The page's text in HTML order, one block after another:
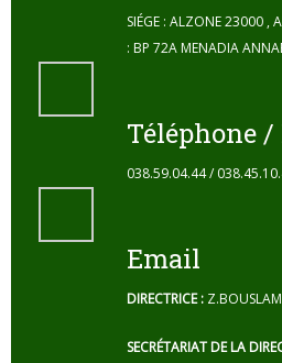
SIÉGE : ALZONE 23000 ,
: BP 72A MENADIA
Téléphone /
038.59.04.44 /
Email
DIRECTRICE :
SECRÉTARIAT DE LA